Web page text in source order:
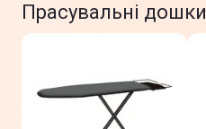
Прасувальні дошки